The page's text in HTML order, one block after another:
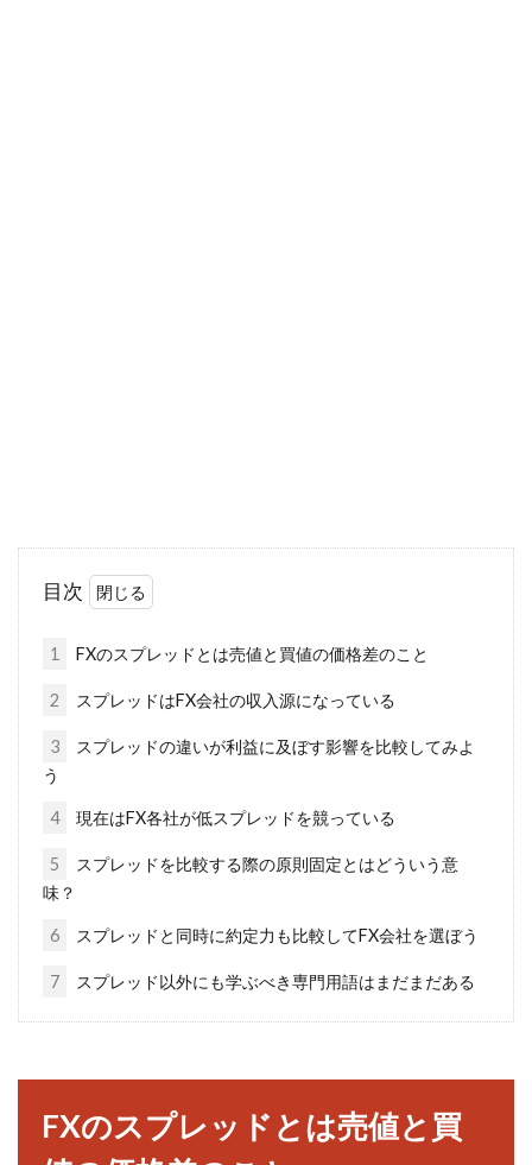
は？利点や欠点について！
FXの専業トレーダーの中には、FXブログを毎日
できる？そのメリットは？
銀行を利用している方は多いですよね。しか
用する方ほ...
数料がもたらす利益の違い
FXでは、カタカナやアルファベットの聞きなれ
目次
1 FXのスプレッドとは売値と買値の価格差のこと
2 スプレッドはFX会社の収入源になっている
3
スプレッドの違いが利益に及ぼす影響を比較してみよ
う
4 現在はFX各社が低スプレッドを競っている
5
スプレッドを比較する際の原則固定とはどういう意
味？
6 スプレッドと同時に約定力も比較してFX会社を選ぼう
7 スプレッド以外にも学ぶべき専門用語はまだまだある
FXのスプレッドとは売値と買